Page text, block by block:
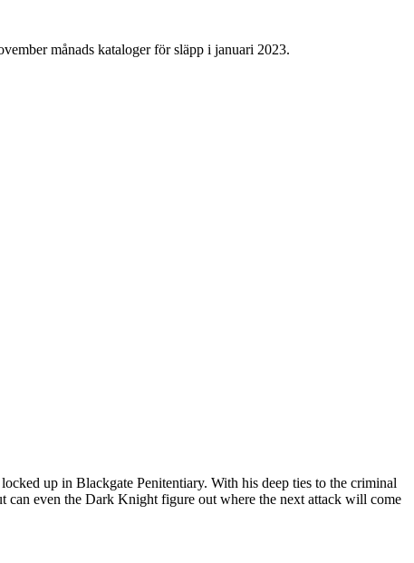
månads kataloger för släpp i januari 2023.
up in Blackgate Penitentiary. With his deep ties to the criminal
even the Dark Knight figure out where the next attack will come